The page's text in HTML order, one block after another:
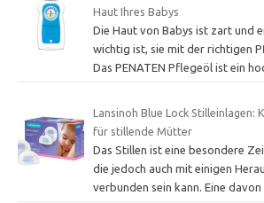
Haut Ihres Babys
Die Haut von Babys ist zart und
wichtig ist, sie mit der richtigen
Das PENATEN Pflegeöl ist ein
Lansinoh Blue Lock Stilleinlagen:
für stillende Mütter
Das Stillen ist eine besondere
die jedoch auch mit einigen
verbunden sein kann. Eine